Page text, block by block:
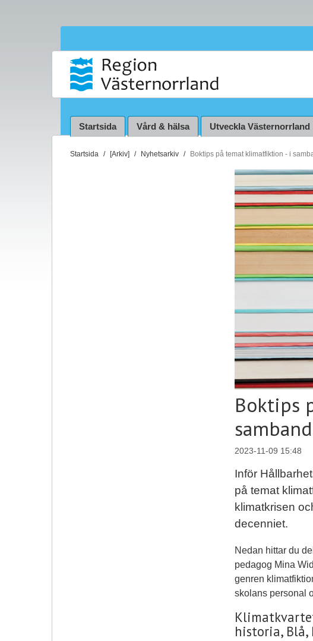
Startsida Vård & hälsa Utveckla Västernorrland
D
Startsida [Arkiv] Nyhetsarkiv Boktips på temat klimatfiktion - i
Boktips
2023-11-09 15:48
Inför
på temat
klimatkrisen
decenniet.
Nedan hittar du
pedagog Mina
genren
skolans personal
historia, Blå,